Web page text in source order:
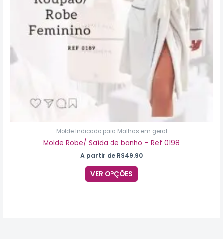
Molde Indicado para Malhas em geral
Molde Robe/ Saída de banho – Ref 0198
A partir de R$49.90
VER OPÇÕES
escolhidas
página
produto